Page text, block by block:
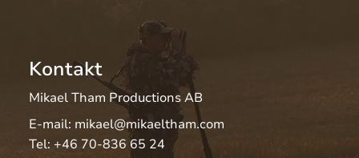
Kontakt
Mikael Tham Productions AB
E-mail: mikael@mikaeltham.com
Tel: +46 70-836 65 24